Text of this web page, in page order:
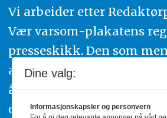
Vi arbeider etter
Vær varsom-plakatens
presseskikk. Den som
av urettmessig
å ta kontakt med
også klage inn saker til
Dine valg:
Informasjonskapsler og personvern